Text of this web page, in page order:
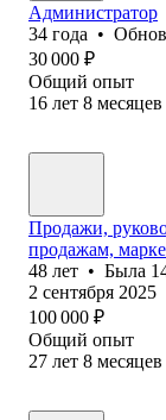
Администратор
34 года •
30 000 ₽
Общий опыт
16 лет 8 месяцев
Продажи,
продажам,
48 лет • Была
2 сентября 2025
100 000 ₽
Общий опыт
27 лет 8 месяцев